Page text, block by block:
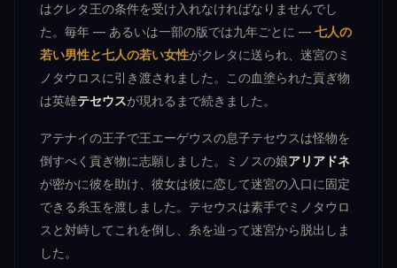
はクレタ王の条件を受け入れなければなりませんでし
た。毎年 — あるいは一部の版では九年ごとに — 七人の
若い男性と七人の若い女性がクレタに送られ、迷宮のミ
ノタウロスに引き渡されました。この血塗られた貢ぎ物
は英雄テセウスが現れるまで続きました。
アテナイの王子で王エーゲウスの息子テセウスは怪物を
倒すべく貢ぎ物に志願しました。ミノスの娘アリアドネ
が密かに彼を助け、彼女は彼に恋して迷宮の入口に固定
できる糸玉を渡しました。テセウスは素手でミノタウロ
スと対峙してこれを倒し、糸を辿って迷宮から脱出しま
した。